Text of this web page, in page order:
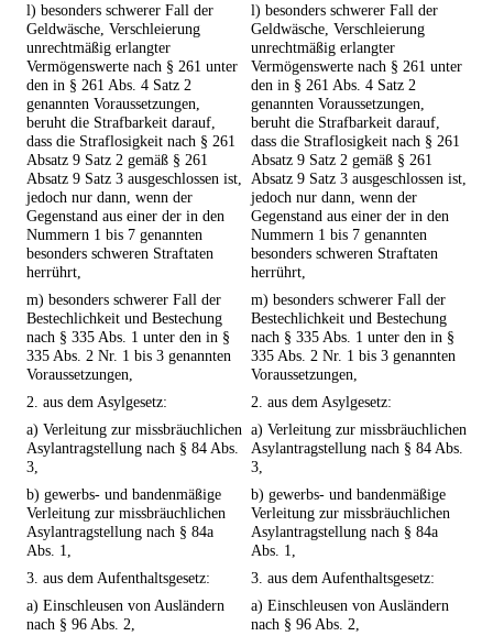
l) besonders schwerer Fall der
Geldwäsche, Verschleierung
unrechtmäßig erlangter
Vermögenswerte nach § 261 unter
den in § 261 Abs. 4 Satz 2
genannten Voraussetzungen,
beruht die Strafbarkeit darauf,
dass die Straflosigkeit nach § 261
Absatz 9 Satz 2 gemäß § 261
Absatz 9 Satz 3 ausgeschlossen ist,
jedoch nur dann, wenn der
Gegenstand aus einer der in den
Nummern 1 bis 7 genannten
besonders schweren Straftaten
herrührt,
l) besonders schwerer Fall der
Geldwäsche, Verschleierung
unrechtmäßig erlangter
Vermögenswerte nach § 261 unter
den in § 261 Abs. 4 Satz 2
genannten Voraussetzungen,
beruht die Strafbarkeit darauf,
dass die Straflosigkeit nach § 261
Absatz 9 Satz 2 gemäß § 261
Absatz 9 Satz 3 ausgeschlossen ist,
jedoch nur dann, wenn der
Gegenstand aus einer der in den
Nummern 1 bis 7 genannten
besonders schweren Straftaten
herrührt,
m) besonders schwerer Fall der
Bestechlichkeit und Bestechung
nach § 335 Abs. 1 unter den in §
335 Abs. 2 Nr. 1 bis 3 genannten
Voraussetzungen,
m) besonders schwerer Fall der
Bestechlichkeit und Bestechung
nach § 335 Abs. 1 unter den in §
335 Abs. 2 Nr. 1 bis 3 genannten
Voraussetzungen,
2. aus dem Asylgesetz:
2. aus dem Asylgesetz:
a) Verleitung zur missbräuchlichen
Asylantragstellung nach § 84 Abs.
3,
a) Verleitung zur missbräuchlichen
Asylantragstellung nach § 84 Abs.
3,
b) gewerbs- und bandenmäßige
Verleitung zur missbräuchlichen
Asylantragstellung nach § 84a
Abs. 1,
b) gewerbs- und bandenmäßige
Verleitung zur missbräuchlichen
Asylantragstellung nach § 84a
Abs. 1,
3. aus dem Aufenthaltsgesetz:
3. aus dem Aufenthaltsgesetz:
a) Einschleusen von Ausländern
nach § 96 Abs. 2,
a) Einschleusen von Ausländern
nach § 96 Abs. 2,